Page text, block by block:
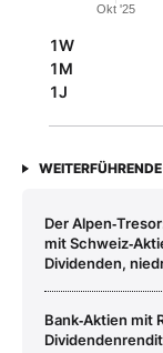
Okt '25
1W
1M
1J
Der
mit
Dividenden,
Bank‑Aktien mit